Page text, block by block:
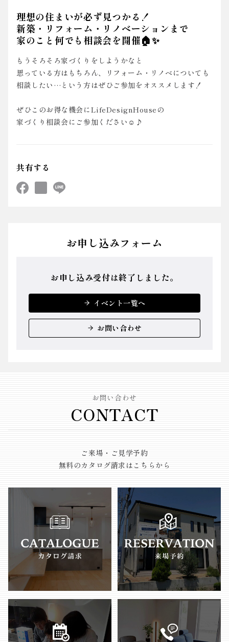
理想の住まいが必ず見つかる！
新築・リフォーム・リノベーションまで
家のこと何でも相談会を開催🏠✨
もうそろそろ家づくりをしようかなと
思っている方はもちろん、リフォーム・リノベについても
相談したい…という方はぜひご参加をオススメします！
ぜひこのお得な機会にLifeDesignHouseの
家づくり相談会にご参加ください☺️♪
共有する
お申し込みフォーム
お申し込み受付は終了しました。
イベント一覧へ
お問い合わせ
お問い合わせ
CONTACT
ご来場・ご見学予約
無料のカタログ請求はこちらから